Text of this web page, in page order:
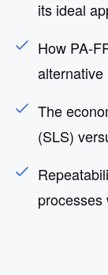
its ideal
How PA-
alternative
The
(SLS)
processes